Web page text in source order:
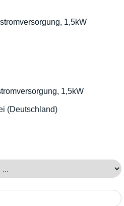
1,5kW
(Deutschland)